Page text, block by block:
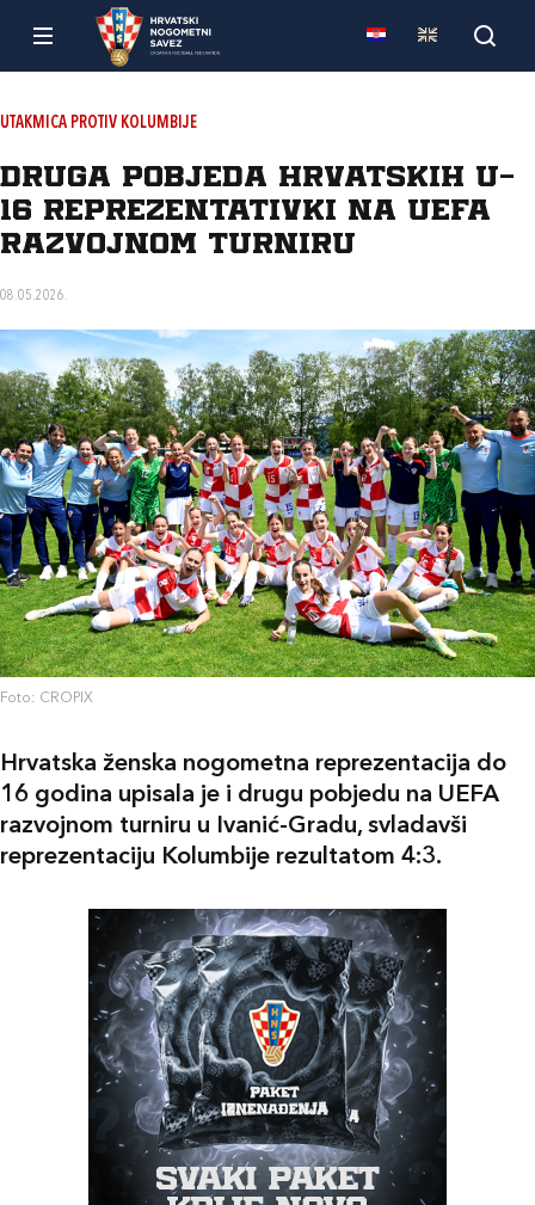
UTAKMICA PROTIV KOLUMBIJE
Druga pobjeda hrvatskih U-
16 reprezentativki na UEFA
razvojnom turniru
08.05.2026.
Foto: CROPIX
Hrvatska ženska nogometna reprezentacija do
16 godina upisala je i drugu pobjedu na UEFA
razvojnom turniru u Ivanić-Gradu, svladavši
reprezentaciju Kolumbije rezultatom 4:3.